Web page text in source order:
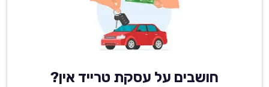
חושבים על עסקת טרייד אין?